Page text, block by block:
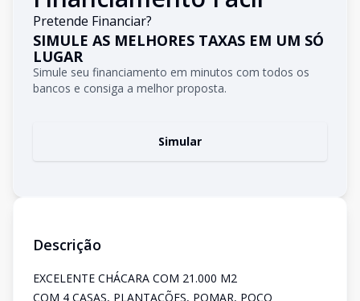
Pretende Financiar?
SIMULE AS MELHORES TAXAS EM UM SÓ
LUGAR
Simule seu financiamento em minutos com todos os
bancos e consiga a melhor proposta.
Simular
Descrição
EXCELENTE CHÁCARA COM 21.000 M2
COM 4 CASAS, PLANTAÇÕES, POMAR, POÇO